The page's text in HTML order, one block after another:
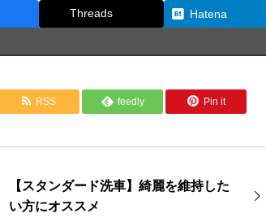
Threads Hatena
RSS feedly Pin it
【スタンダード洗車】綺麗を維持した
い方にオススメ